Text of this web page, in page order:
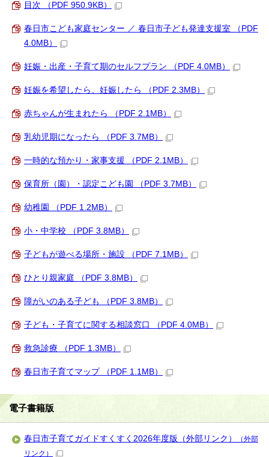
目次 （PDF 950.9KB）
春日市こども家庭センター ／ 春日市子ども発達支援室 （PDF
4.0MB）
妊娠・出産・子育て期のセルフプラン （PDF 4.0MB）
妊娠を希望したら、妊娠したら （PDF 2.3MB）
赤ちゃんが生まれたら （PDF 2.1MB）
乳幼児期になったら （PDF 3.7MB）
一時的な預かり・家事支援 （PDF 2.1MB）
保育所（園）・認定こども園 （PDF 3.7MB）
幼稚園 （PDF 1.2MB）
小・中学校 （PDF 3.8MB）
子どもが遊べる場所・施設 （PDF 7.1MB）
ひとり親家庭 （PDF 3.8MB）
障がいのある子ども （PDF 3.8MB）
子ども・子育てに関する相談窓口 （PDF 4.0MB）
救急診療 （PDF 1.3MB）
春日市子育てマップ （PDF 1.1MB）
電子書籍版
春日市子育てガイドすくすく2026年度版（外部リンク）
（外部
リンク）